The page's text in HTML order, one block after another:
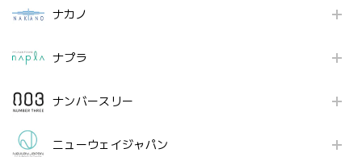
ナカノ
ナプラ
ナンバースリー
ニューウェイジャパン